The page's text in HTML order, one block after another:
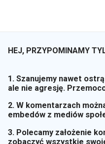
HEJ, PRZYPOMINAMY
1. Szanujemy nawet
ale nie agresję.
2. W komentarzach
embedów z mediów
3. Polecamy założenie
zobaczyć wszystkie